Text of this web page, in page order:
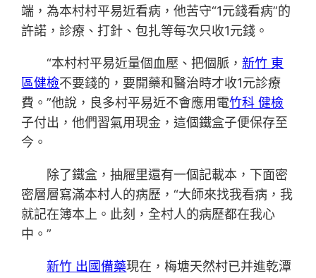
端，為本村村平易近看病，他苦守“1元錢看病”的
許諾，診療、打針、包扎等每次只收1元錢。
“本村村平易近量個血壓、把個脈，新竹 東
區健檢不要錢的，要開藥和醫治時才收1元診療
費。”他說，良多村平易近不會應用電竹科 健檢
子付出，他們習氣用現金，這個鐵盒子便保存至
今。
除了鐵盒，抽屜里還有一個記載本，下面密
密層層寫滿本村人的病歷，“大師來找我看病，我
就記在簿本上。此刻，全村人的病歷都在我心
中。”
新竹 出國備藥現在，梅塘天然村已并進乾潭